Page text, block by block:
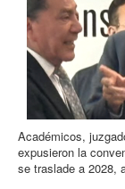
Académicos,
expusieron la
se traslade a 2028,